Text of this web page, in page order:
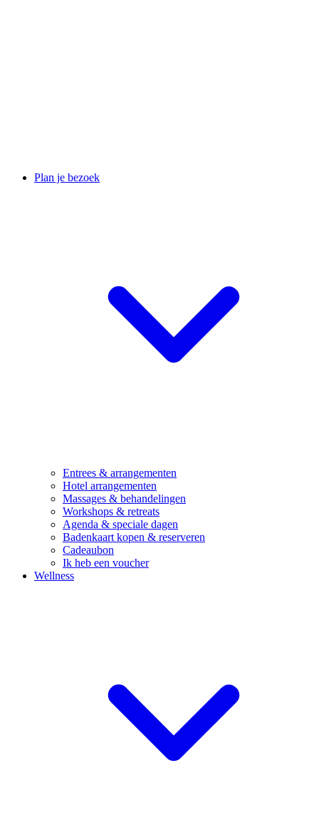
Plan je bezoek
Entrees & arrangementen
Hotel arrangementen
Massages & behandelingen
Workshops & retreats
Agenda & speciale dagen
Badenkaart kopen & reserveren
Cadeaubon
Ik heb een voucher
Wellness